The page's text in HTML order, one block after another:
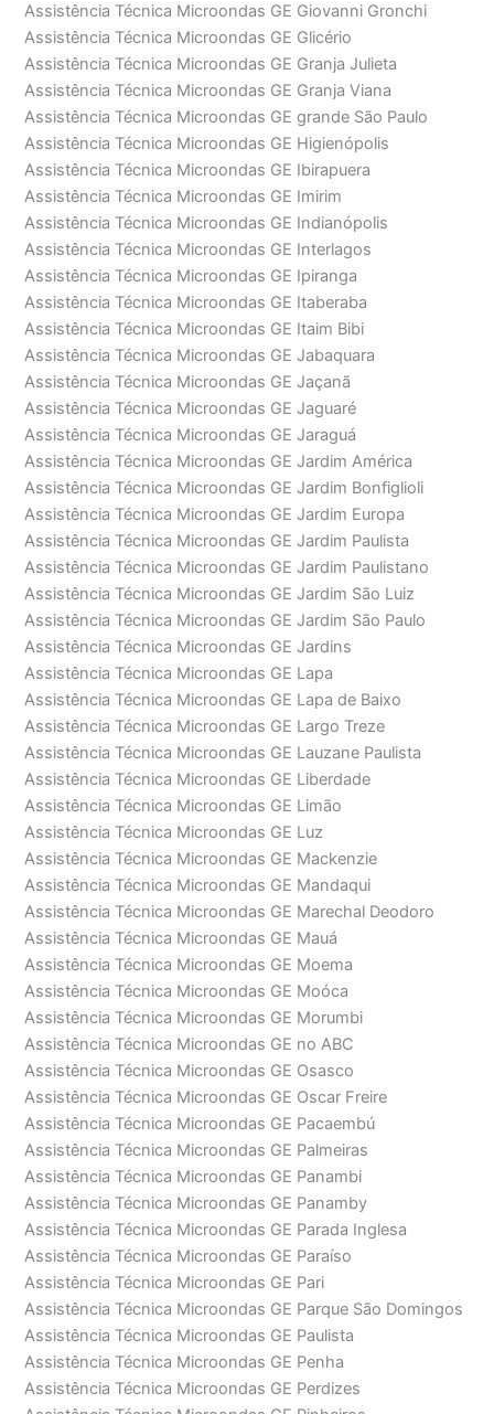
Assistência Técnica Microondas GE Giovanni Gronchi
Assistência Técnica Microondas GE Glicério
Assistência Técnica Microondas GE Granja Julieta
Assistência Técnica Microondas GE Granja Viana
Assistência Técnica Microondas GE grande São Paulo
Assistência Técnica Microondas GE Higienópolis
Assistência Técnica Microondas GE Ibirapuera
Assistência Técnica Microondas GE Imirim
Assistência Técnica Microondas GE Indianópolis
Assistência Técnica Microondas GE Interlagos
Assistência Técnica Microondas GE Ipiranga
Assistência Técnica Microondas GE Itaberaba
Assistência Técnica Microondas GE Itaim Bibi
Assistência Técnica Microondas GE Jabaquara
Assistência Técnica Microondas GE Jaçanã
Assistência Técnica Microondas GE Jaguaré
Assistência Técnica Microondas GE Jaraguá
Assistência Técnica Microondas GE Jardim América
Assistência Técnica Microondas GE Jardim Bonfiglioli
Assistência Técnica Microondas GE Jardim Europa
Assistência Técnica Microondas GE Jardim Paulista
Assistência Técnica Microondas GE Jardim Paulistano
Assistência Técnica Microondas GE Jardim São Luiz
Assistência Técnica Microondas GE Jardim São Paulo
Assistência Técnica Microondas GE Jardins
Assistência Técnica Microondas GE Lapa
Assistência Técnica Microondas GE Lapa de Baixo
Assistência Técnica Microondas GE Largo Treze
Assistência Técnica Microondas GE Lauzane Paulista
Assistência Técnica Microondas GE Liberdade
Assistência Técnica Microondas GE Limão
Assistência Técnica Microondas GE Luz
Assistência Técnica Microondas GE Mackenzie
Assistência Técnica Microondas GE Mandaqui
Assistência Técnica Microondas GE Marechal Deodoro
Assistência Técnica Microondas GE Mauá
Assistência Técnica Microondas GE Moema
Assistência Técnica Microondas GE Moóca
Assistência Técnica Microondas GE Morumbi
Assistência Técnica Microondas GE no ABC
Assistência Técnica Microondas GE Osasco
Assistência Técnica Microondas GE Oscar Freire
Assistência Técnica Microondas GE Pacaembú
Assistência Técnica Microondas GE Palmeiras
Assistência Técnica Microondas GE Panambi
Assistência Técnica Microondas GE Panamby
Assistência Técnica Microondas GE Parada Inglesa
Assistência Técnica Microondas GE Paraíso
Assistência Técnica Microondas GE Pari
Assistência Técnica Microondas GE Parque São Domingos
Assistência Técnica Microondas GE Paulista
Assistência Técnica Microondas GE Penha
Assistência Técnica Microondas GE Perdizes